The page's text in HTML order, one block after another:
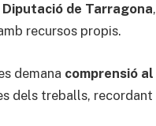
de Tarragona
recursos propis.
demana comprensió
dels treballs,